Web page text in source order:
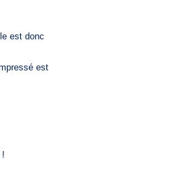
est donc
est
!